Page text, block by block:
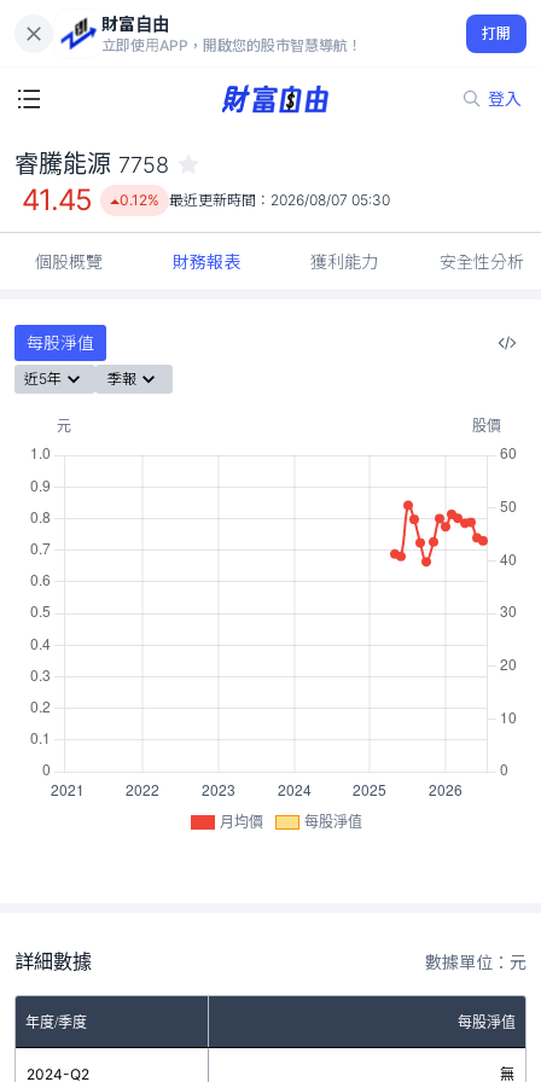
財富自由
立即使用APP，開啟您的股市智慧導航！
打開
登入
41.45
0.12%
睿騰能源 7758
41.45 0.12% 最近更新時間： 2026/08/07 05:30
個股概覽 財務報表 獲利能力 安全性分析
每股淨值
近5年 季報
月均價 每股淨值
詳細數據 數據單位：元
年度/季度 每股淨值
2024-Q2 無